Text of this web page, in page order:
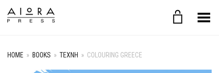
Toggle Menu
HOME » BOOKS » ΤΕΧΝΗ » COLOURING GREECE